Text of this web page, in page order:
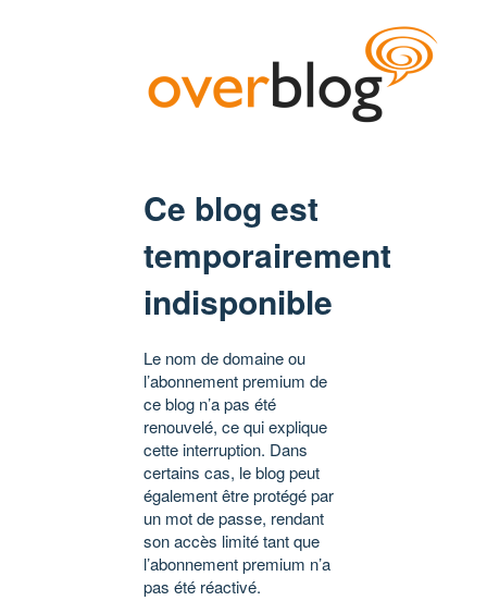
Ce blog est
temporairement
indisponible
Le nom de domaine ou
l’abonnement premium de
ce blog n’a pas été
renouvelé, ce qui explique
cette interruption. Dans
certains cas, le blog peut
également être protégé par
un mot de passe, rendant
son accès limité tant que
l’abonnement premium n’a
pas été réactivé.